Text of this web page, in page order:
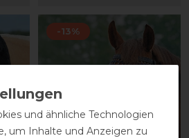
-13%
und ähnliche Technologien
um Inhalte und Anzeigen zu